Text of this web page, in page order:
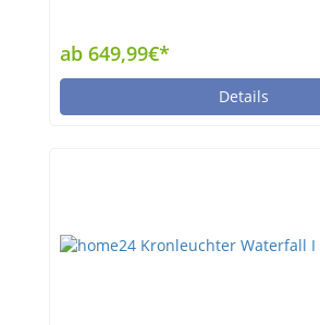
ab 649,99€*
Details